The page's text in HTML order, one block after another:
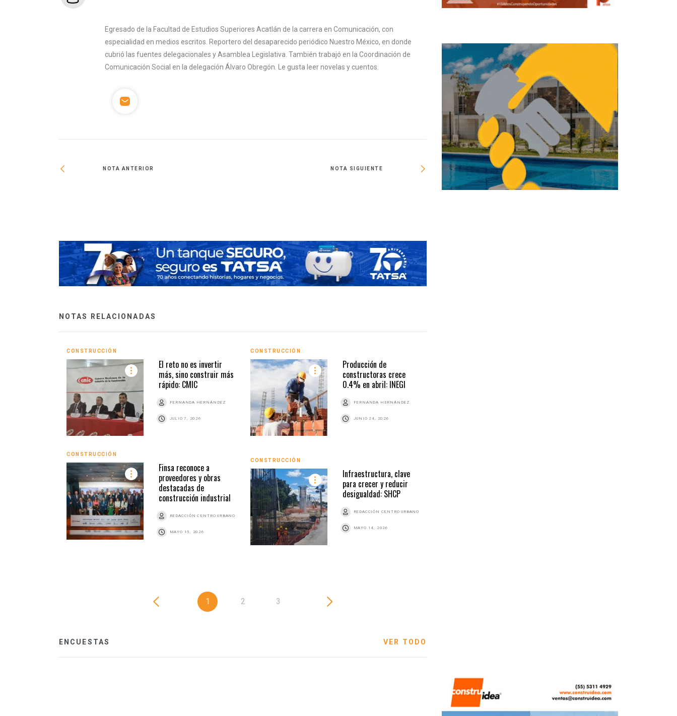
Egresado de la Facultad de Estudios Superiores Acatlán de la carrera en Comunicación, con
especialidad en medios escritos. Reportero del desaparecido periódico Nuestro México, en donde
cubrió las fuentes delegacionales y Asamblea Legislativa. También trabajó en la Coordinación de
Comunicación Social en la delegación Álvaro Obregón. Le gusta leer novelas y cuentos.
NOTA ANTERIOR NOTA SIGUIENTE
Inicia demolición de predio afectado en
NOTAS RELACIONADAS
CONSTRUCCIÓN
El reto no es invertir
más, sino construir más
rápido: CMIC
FERNANDA HERNÁNDEZ
JULIO 7, 2026
CONSTRUCCIÓN
Producción de
constructoras crece
0.4% en abril: INEGI
FERNANDA HERNÁNDEZ
JUNIO 24, 2026
CONSTRUCCIÓN
Finsa reconoce a
proveedores y obras
destacadas de
construcción industrial
REDACCIÓN CENTRO URBANO
MAYO 15, 2026
CONSTRUCCIÓN
Infraestructura, clave
para crecer y reducir
desigualdad: SHCP
REDACCIÓN CENTRO URBANO
MAYO 14, 2026
1 2 3
ENCUESTAS VER TODO